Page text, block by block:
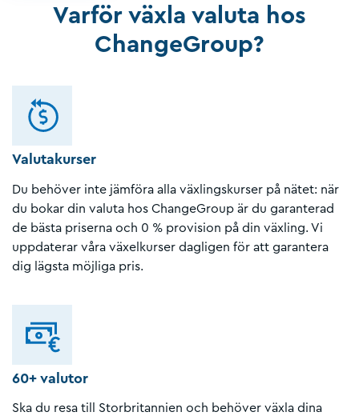
Varför växla valuta hos
ChangeGroup?
Valutakurser
Du behöver inte jämföra alla växlingskurser på nätet: när
du bokar din valuta hos ChangeGroup är du garanterad
de bästa priserna och 0 % provision på din växling. Vi
uppdaterar våra växelkurser dagligen för att garantera
dig lägsta möjliga pris.
60+ valutor
Ska du resa till Storbritannien och behöver växla dina